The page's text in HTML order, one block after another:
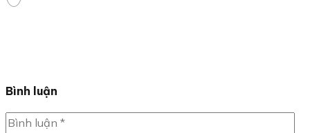
Bình luận